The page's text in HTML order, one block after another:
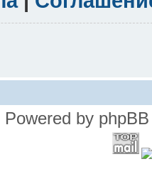
Powered by